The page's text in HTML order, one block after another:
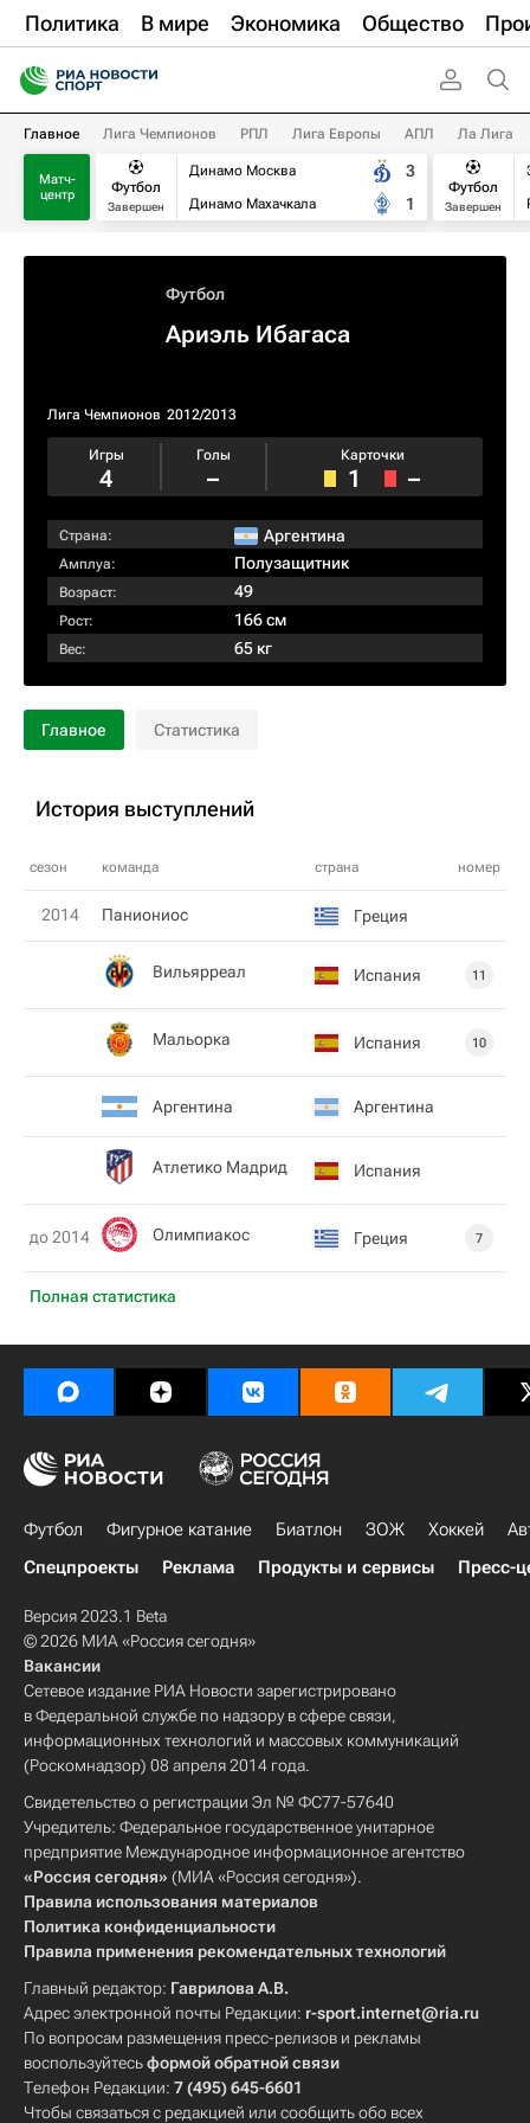
Политика В мире Экономика Общество
Главное Лига Чемпионов РПЛ Лига Европы АПЛ Ла Лига
Матч-
центр
Футбол
Завершен
Динамо Москва
Динамо Махачкала
3
1
Футбол
Завершен
Футбол
Ариэль Ибагаса
Лига Чемпионов 2012/2013
Игры
4
Голы
–
Карточки
1 –
Страна: Аргентина
Амплуа: Полузащитник
Возраст: 49
Рост: 166 см
Вес: 65 кг
Главное Статистика
История выступлений
сезон команда страна номер
Полная статистика
2014 Паниониос Греция
Вильярреал Испания 11
Мальорка Испания 10
Аргентина Аргентина
Атлетико Мадрид Испания
до 2014 Олимпиакос Греция 7
Футбол Фигурное катание Биатлон ЗОЖ Хоккей
Спецпроекты
Реклама Продукты и сервисы Пресс-
Версия 2023.1 Beta
© 2026 МИА «Россия сегодня»
Вакансии
Сетевое издание РИА Новости зарегистрировано
в Федеральной службе по надзору в сфере связи,
информационных технологий и массовых коммуникаций
(Роскомнадзор) 08 апреля 2014 года.
Свидетельство о регистрации Эл № ФС77-57640
Учредитель: Федеральное государственное унитарное
предприятие Международное информационное агентство
«Россия сегодня» (МИА «Россия сегодня»).
Правила использования материалов
Политика конфиденциальности
Правила применения рекомендательных технологий
Главный редактор: Гаврилова А.В.
Адрес электронной почты Редакции: r-sport.internet@ria.ru
По вопросам размещения пресс-релизов и рекламы
воспользуйтесьформой обратной связи
Телефон Редакции: 7 (495) 645-6601
Чтобы связаться с редакцией или сообщить обо всех